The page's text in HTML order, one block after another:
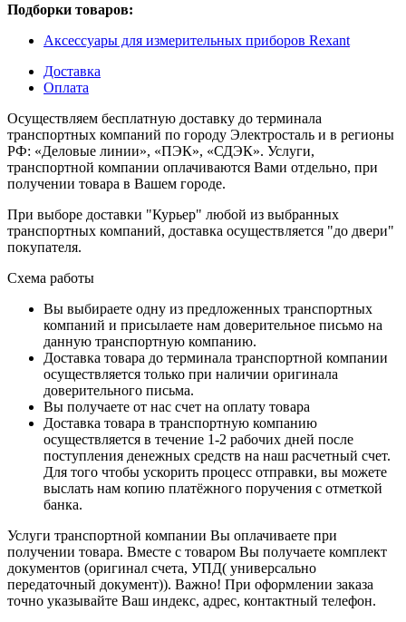
Подборки товаров:
Аксессуары для измерительных приборов Rexant
Доставка
Оплата
Осуществляем бесплатную доставку до терминала
транспортных компаний по городу Электросталь и в регионы
РФ: «Деловые линии», «ПЭК», «СДЭК». Услуги,
транспортной компании оплачиваются Вами отдельно, при
получении товара в Вашем городе.
При выборе доставки "Курьер" любой из выбранных
транспортных компаний, доставка осуществляется "до двери"
покупателя.
Схема работы
Вы выбираете одну из предложенных транспортных
компаний и присылаете нам доверительное письмо на
данную транспортную компанию.
Доставка товара до терминала транспортной компании
осуществляется только при наличии оригинала
доверительного письма.
Вы получаете от нас счет на оплату товара
Доставка товара в транспортную компанию
осуществляется в течение 1-2 рабочих дней после
поступления денежных средств на наш расчетный счет.
Для того чтобы ускорить процесс отправки, вы можете
выслать нам копию платёжного поручения с отметкой
банка.
Услуги транспортной компании Вы оплачиваете при
получении товара. Вместе с товаром Вы получаете комплект
документов (оригинал счета, УПД( универсально
передаточный документ)). Важно! При оформлении заказа
точно указывайте Ваш индекс, адрес, контактный телефон.